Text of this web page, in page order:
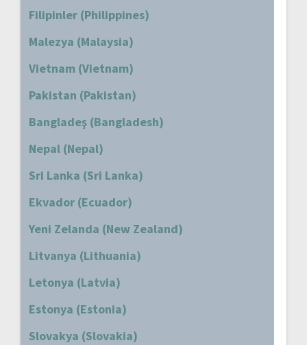
Filipinler (Philippines)
Malezya (Malaysia)
Vietnam (Vietnam)
Pakistan (Pakistan)
Bangladeş (Bangladesh)
Nepal (Nepal)
Sri Lanka (Sri Lanka)
Ekvador (Ecuador)
Yeni Zelanda (New Zealand)
Litvanya (Lithuania)
Letonya (Latvia)
Estonya (Estonia)
Slovakya (Slovakia)